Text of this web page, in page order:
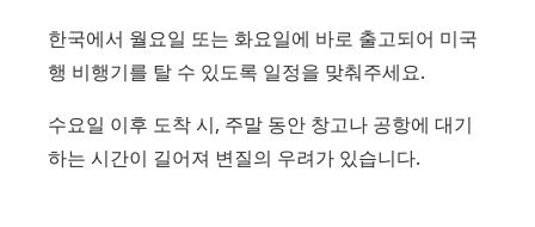
한국에서 월요일 또는 화요일에 바로 출고되어 미국
행 비행기를 탈 수 있도록 일정을 맞춰주세요.
수요일 이후 도착 시, 주말 동안 창고나 공항에 대기
하는 시간이 길어져 변질의 우려가 있습니다.